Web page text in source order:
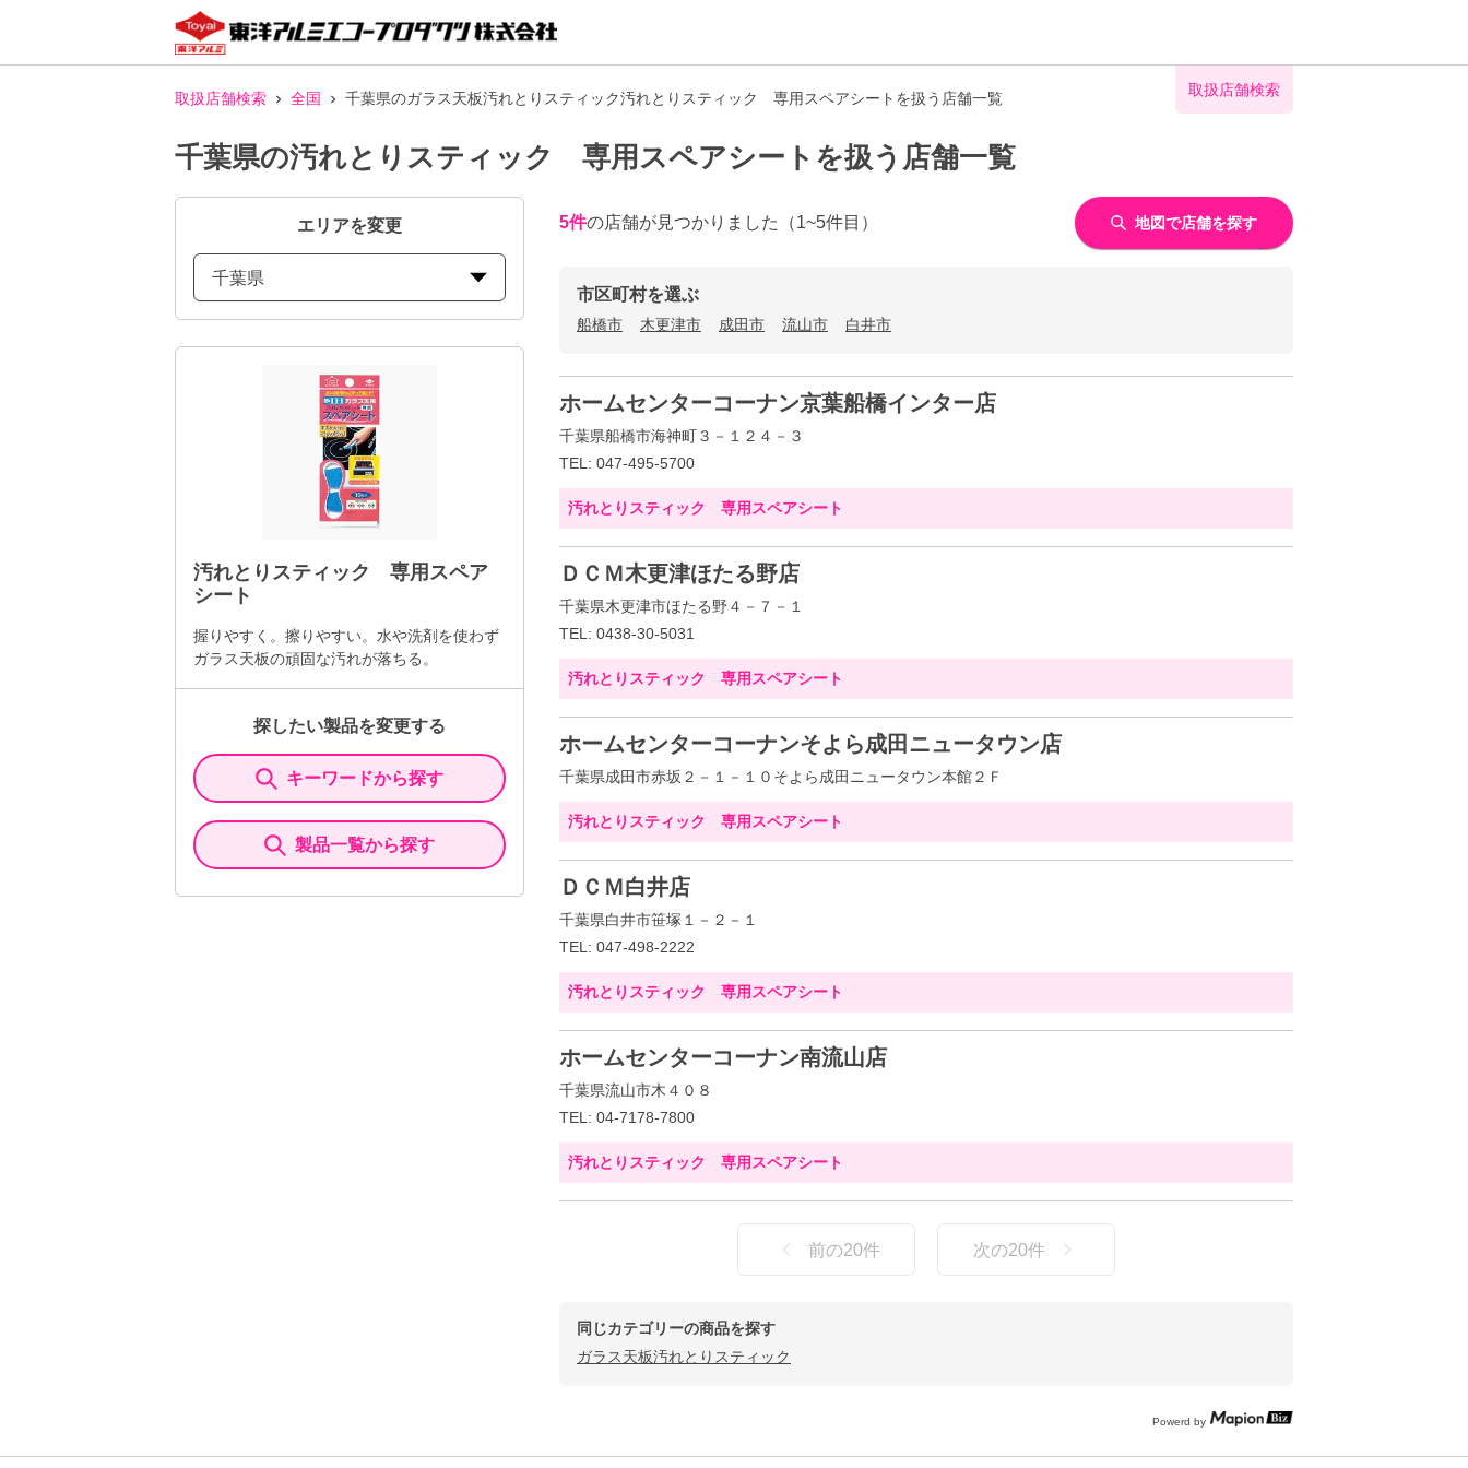
取扱店舗検索 全国 千葉県のガラス天板汚れとりスティック汚れとりスティック 専用スペアシートを扱う店舗一覧 取扱店舗検索
千葉県の汚れとりスティック 専用スペアシートを扱う店舗一覧
エリアを変更
千葉県
汚れとりスティック 専用スペア
シート
握りやすく。擦りやすい。水や洗剤を使わず
ガラス天板の頑固な汚れが落ちる。
探したい製品を変更する
キーワードから探す
製品一覧から探す
5件の店舗が見つかりました （1~5件目） 地図で店舗を探す
市区町村を選ぶ
船橋市 木更津市 成田市 流山市 白井市
ホームセンターコーナン京葉船橋インター店
千葉県船橋市海神町３－１２４－３
TEL: 047-495-5700
汚れとりスティック 専用スペアシート
ＤＣＭ木更津ほたる野店
千葉県木更津市ほたる野４－７－１
TEL: 0438-30-5031
汚れとりスティック 専用スペアシート
ホームセンターコーナンそよら成田ニュータウン店
千葉県成田市赤坂２－１－１０そよら成田ニュータウン本館２Ｆ
汚れとりスティック 専用スペアシート
ＤＣＭ白井店
千葉県白井市笹塚１－２－１
TEL: 047-498-2222
汚れとりスティック 専用スペアシート
ホームセンターコーナン南流山店
千葉県流山市木４０８
TEL: 04-7178-7800
汚れとりスティック 専用スペアシート
前の20件 次の20件
同じカテゴリーの商品を探す
ガラス天板汚れとりスティック
Powerd by